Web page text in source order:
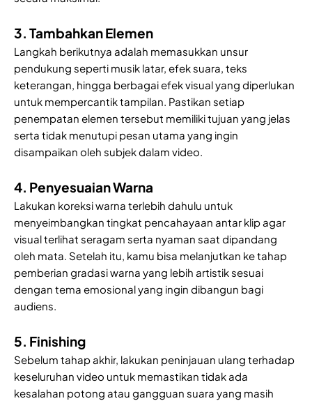
3. Tambahkan Elemen
Langkah berikutnya adalah memasukkan unsur
pendukung seperti musik latar, efek suara, teks
keterangan, hingga berbagai efek visual yang diperlukan
untuk mempercantik tampilan. Pastikan setiap
penempatan elemen tersebut memiliki tujuan yang jelas
serta tidak menutupi pesan utama yang ingin
disampaikan oleh subjek dalam video.
4. Penyesuaian Warna
Lakukan koreksi warna terlebih dahulu untuk
menyeimbangkan tingkat pencahayaan antar klip agar
visual terlihat seragam serta nyaman saat dipandang
oleh mata. Setelah itu, kamu bisa melanjutkan ke tahap
pemberian gradasi warna yang lebih artistik sesuai
dengan tema emosional yang ingin dibangun bagi
audiens.
5. Finishing
Sebelum tahap akhir, lakukan peninjauan ulang terhadap
keseluruhan video untuk memastikan tidak ada
kesalahan potong atau gangguan suara yang masih